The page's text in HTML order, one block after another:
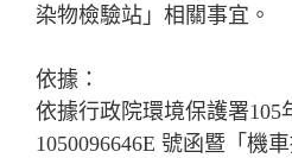
染物檢驗站」相關事宜。
依據：
依據行政院環境保護署105
1050096646E 號函暨「機